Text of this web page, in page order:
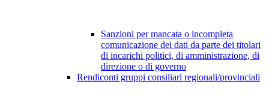
Sanzioni per mancata o incompleta
comunicazione dei dati da parte dei titolari
di incarichi politici, di amministrazione, di
direzione o di governo
Rendiconti gruppi consiliari regionali/provinciali